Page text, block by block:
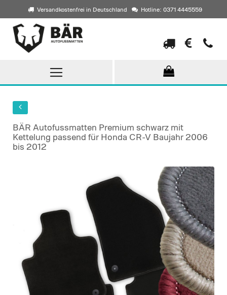
Versandkostenfrei in Deutschland Hotline: 0371 4445559
Direkt
zum
Inhalt
BÄR Autofussmatten Premium schwarz mit
Kettelung passend für Honda CR-V Baujahr 2006
bis 2012
images
gallery